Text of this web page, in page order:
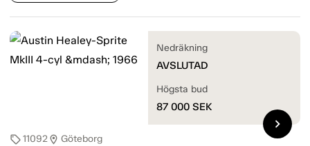
sell11092location_on Göteborg
Nedräkning
AVSLUTAD
Högsta bud
87 000 SEK
chevron_right